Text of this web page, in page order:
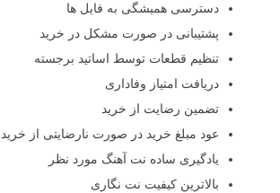
دسترسی همیشگی به فایل ها
پشتیبانی در صورت مشکل در خرید
تنظیم قطعات توسط اساتید برجسته
دریافت امتیاز وفاداری
تضمین رضایت از خرید
عود مبلغ خرید در صورت نارضایتی از خرید
یادگیری ساده نت آهنگ مورد نظر
بالاترین کیفیت نت نگاری